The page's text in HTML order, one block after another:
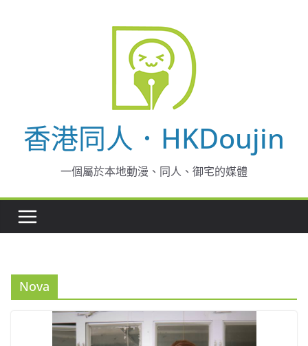
香港同人．HKDoujin
一個屬於本地動漫、同人、御宅的媒體
Nova